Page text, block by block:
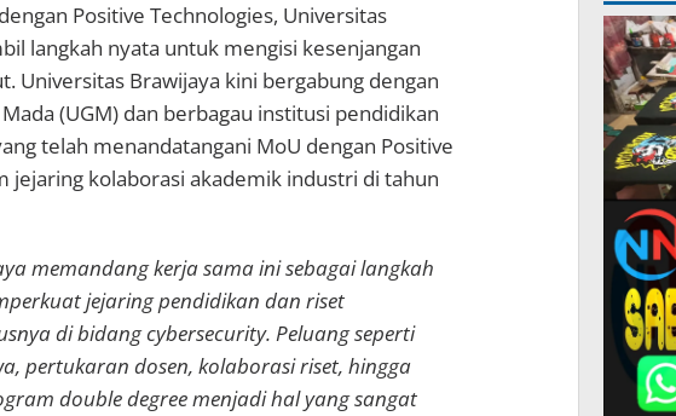
Positive Technologies, Universitas
langkah nyata untuk mengisi kesenjangan
Universitas Brawijaya kini bergabung dengan
(UGM) dan berbagau institusi pendidikan
telah menandatangani MoU dengan Positive
jejaring kolaborasi akademik industri di tahun
memandang kerja sama ini sebagai langkah
jejaring pendidikan dan riset
di bidang cybersecurity. Peluang seperti
pertukaran dosen, kolaborasi riset, hingga
double degree menjadi hal yang sangat